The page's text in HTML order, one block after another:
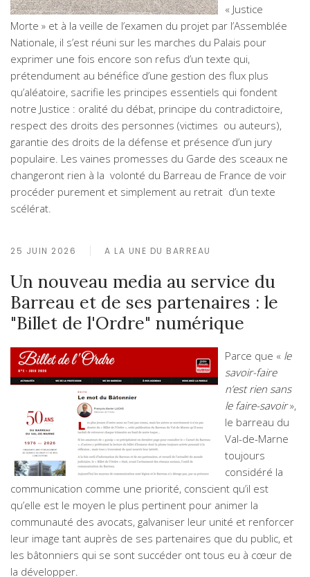
« Justice
Morte » et à la veille de l’examen du projet par l’Assemblée
Nationale, il s’est réuni sur les marches du Palais pour
exprimer une fois encore son refus d’un texte qui,
prétendument au bénéfice d’une gestion des flux plus
qu’aléatoire, sacrifie les principes essentiels qui fondent
notre Justice : oralité du débat, principe du contradictoire,
respect des droits des personnes (victimes ou auteurs),
garantie des droits de la défense et présence d’un jury
populaire. Les vaines promesses du Garde des sceaux ne
changeront rien à la volonté du Barreau de France de voir
procéder purement et simplement au retrait d’un texte
scélérat.
25 JUIN 2026 A LA UNE DU BARREAU
Un nouveau media au service du
Barreau et de ses partenaires : le
"Billet de l'Ordre" numérique
Parce que « le
savoir-faire
n’est rien sans
le faire-savoir»,
le barreau du
Val-de-Marne
toujours
considéré la
communication comme une priorité, conscient qu’il est
qu’elle est le moyen le plus pertinent pour animer la
communauté des avocats, galvaniser leur unité et renforcer
leur image tant auprès de ses partenaires que du public, et
les bâtonniers qui se sont succéder ont tous eu à cœur de
la développer.